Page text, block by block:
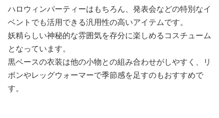
ハロウィンパーティーはもちろん、発表会などの特別なイ
ベントでも活用できる汎用性の高いアイテムです。
妖精らしい神秘的な雰囲気を存分に楽しめるコスチューム
となっています。
黒ベースの衣装は他の小物との組み合わせがしやすく、リ
ボンやレッグウォーマーで季節感を足すのもおすすめで
す。